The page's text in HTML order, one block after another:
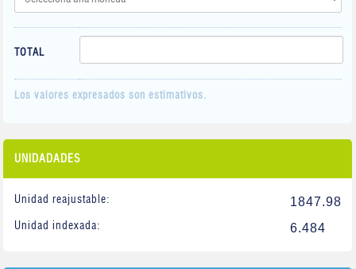
TOTAL
Los valores expresados son estimativos.
UNIDADADES
Unidad reajustable: 1847.98
Unidad indexada: 6.484